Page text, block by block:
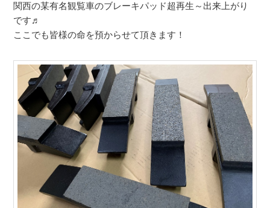
関西の某有名観覧車のブレーキパッド超再生～出来上がり
です♬
ここでも皆様の命を預からせて頂きます！